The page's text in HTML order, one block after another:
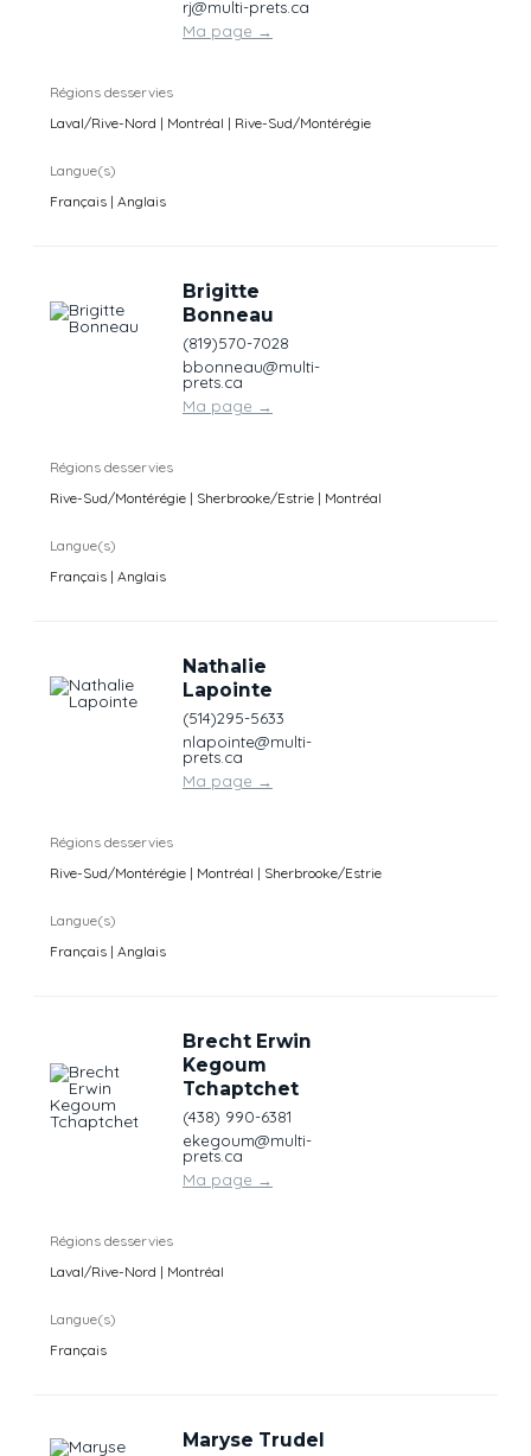
rj@multi-prets.ca
Ma page →
Régions desservies
Laval/Rive-Nord | Montréal | Rive-Sud/Montérégie
Langue(s)
Français | Anglais
Brigitte
Bonneau
(819)570-7028
bbonneau@multi-
prets.ca
Ma page →
Régions desservies
Rive-Sud/Montérégie | Sherbrooke/Estrie | Montréal
Langue(s)
Français | Anglais
Nathalie
Lapointe
(514)295-5633
nlapointe@multi-
prets.ca
Ma page →
Régions desservies
Rive-Sud/Montérégie | Montréal | Sherbrooke/Estrie
Langue(s)
Français | Anglais
Brecht Erwin
Kegoum
Tchaptchet
(438) 990-6381
ekegoum@multi-
prets.ca
Ma page →
Régions desservies
Laval/Rive-Nord | Montréal
Langue(s)
Français
Maryse Trudel